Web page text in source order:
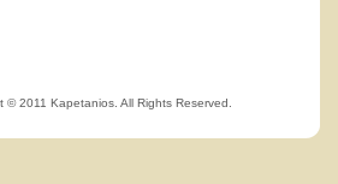
© 2011 Kapetanios. All Rights Reserved.